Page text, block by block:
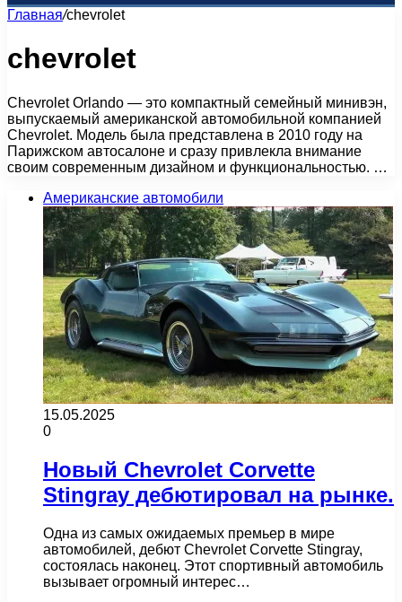
Главная/chevrolet
chevrolet
Chevrolet Orlando — это компактный семейный минивэн,
выпускаемый американской автомобильной компанией
Chevrolet. Модель была представлена в 2010 году на
Парижском автосалоне и сразу привлекла внимание
своим современным дизайном и функциональностью. …
Американские автомобили
15.05.2025
0
Новый Chevrolet Corvette
Stingray дебютировал на рынке.
Одна из самых ожидаемых премьер в мире
автомобилей, дебют Chevrolet Corvette Stingray,
состоялась наконец. Этот спортивный автомобиль
вызывает огромный интерес…